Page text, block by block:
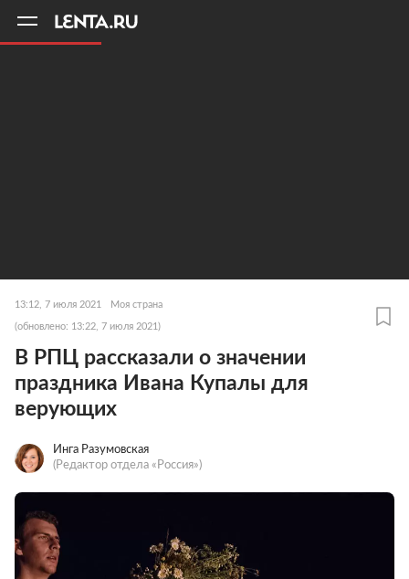
13:12, 7 июля 2021 Моя страна
(обновлено: 13:22, 7 июля 2021)
В РПЦ рассказали о значении
праздника Ивана Купалы для
верующих
Инга Разумовская
(Редактор отдела «Россия»)